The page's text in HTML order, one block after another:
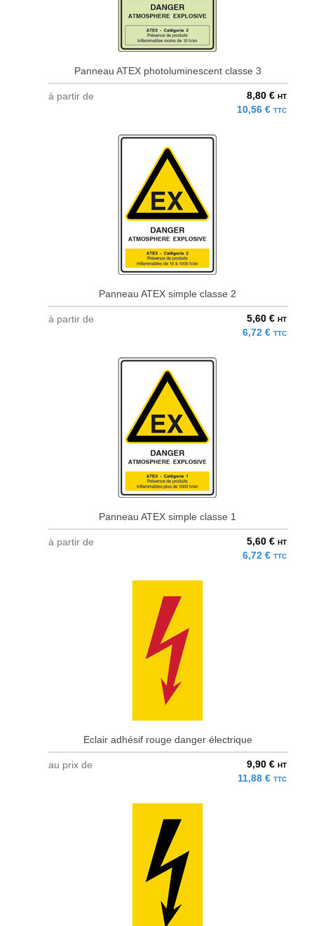
Panneau ATEX photoluminescent classe 3
à partir de 8,80 € HT
10,56 € TTC
Panneau ATEX simple classe 2
à partir de 5,60 € HT
6,72 € TTC
Panneau ATEX simple classe 1
à partir de 5,60 € HT
6,72 € TTC
Eclair adhésif rouge danger électrique
au prix de 9,90 € HT
11,88 € TTC